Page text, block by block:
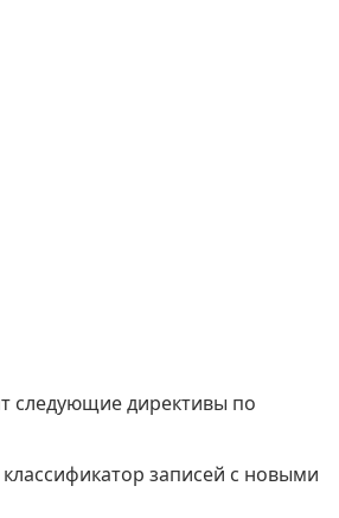
следующие директивы по
записей с новыми